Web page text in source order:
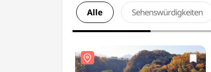
Alle Sehenswürdigkeiten